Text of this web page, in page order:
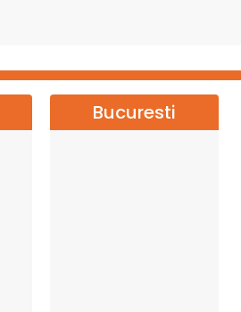
Bucuresti